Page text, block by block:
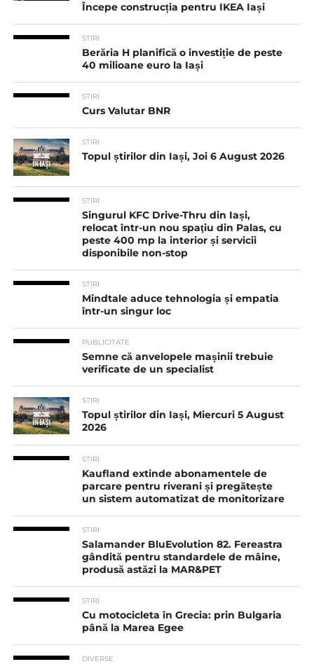
Începe construcția pentru IKEA Iași
STIRI
Berăria H planifică o investiție de peste
40 milioane euro la Iași
STIRI
Curs Valutar BNR
STIRI
Topul știrilor din Iași, Joi 6 August 2026
STIRI
Singurul KFC Drive-Thru din Iași,
relocat într-un nou spaţiu din Palas, cu
peste 400 mp la interior și servicii
disponibile non-stop
STIRI
Mindtale aduce tehnologia și empatia
într-un singur loc
PUBLICITATE
Semne că anvelopele mașinii trebuie
verificate de un specialist
STIRI
Topul știrilor din Iași, Miercuri 5 August
2026
STIRI
Kaufland extinde abonamentele de
parcare pentru riverani și pregătește
un sistem automatizat de monitorizare
STIRI
Salamander BluEvolution 82. Fereastra
gândită pentru standardele de mâine,
produsă astăzi la MAR&PET
STIRI
Cu motocicleta în Grecia: prin Bulgaria
până la Marea Egee
DIVERSE